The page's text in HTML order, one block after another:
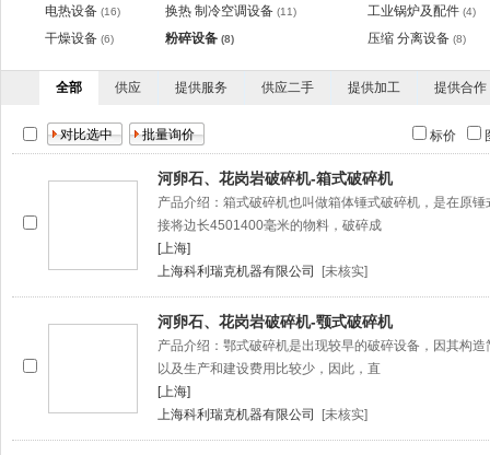
电热设备 (16) 换热 制冷空调设备 (11) 工业锅炉及配件 (4)
干燥设备 (6) 粉碎设备 (8) 压缩 分离设备 (8)
全部 供应 提供服务 供应二手 提供加工 提供合作
标价
河卵石、花岗岩破碎机-箱式破碎机
产品介绍：箱式破碎机也叫做箱体锤式破碎机，是在原
接将边长4501400毫米的物料，破碎成
[上海]
上海科利瑞克机器有限公司
[未核实]
河卵石、花岗岩破碎机-颚式破碎机
产品介绍：鄂式破碎机是出现较早的破碎设备，因其构
以及生产和建设费用比较少，因此，直
[上海]
上海科利瑞克机器有限公司
[未核实]